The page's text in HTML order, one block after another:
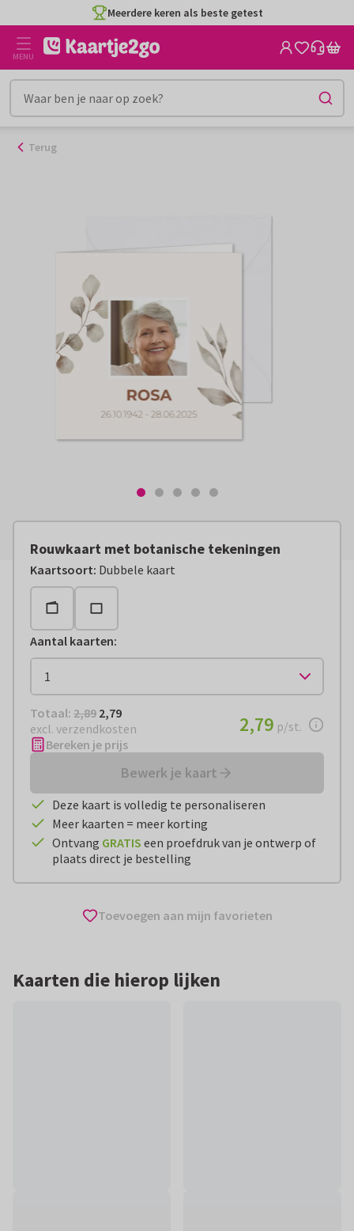
naar
inhoud
Meerdere keren als beste getest
MENU
Terug
Rouwkaart met botanische tekeningen
Kaartsoort: Dubbele kaart
Aantal kaarten:
Totaal: € 2,79
Totaal: 2,89 2,79
excl. verzendkosten
€ 2,79per stuk
2,79 p/st.
Bereken je prijs
Bewerk je kaart
Deze kaart is volledig te personaliseren
Meer kaarten = meer korting
Ontvang GRATIS een proefdruk van je ontwerp of
plaats direct je bestelling
Toevoegen aan mijn favorieten
Kaarten die hierop lijken